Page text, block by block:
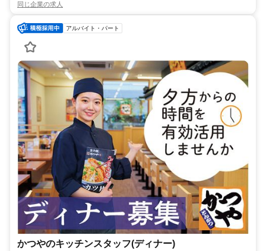
同じ企業の求人
アルバイト・パート
かつやのキッチンスタッフ(ディナー)